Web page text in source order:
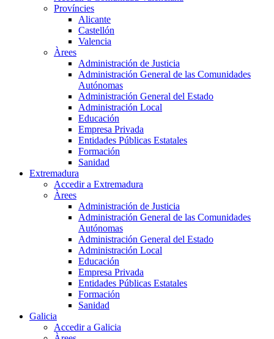
Províncies
Alicante
Castellón
Valencia
Àrees
Administración de Justicia
Administración General de las Comunidades
Autónomas
Administración General del Estado
Administración Local
Educación
Empresa Privada
Entidades Públicas Estatales
Formación
Sanidad
Extremadura
Accedir a Extremadura
Àrees
Administración de Justicia
Administración General de las Comunidades
Autónomas
Administración General del Estado
Administración Local
Educación
Empresa Privada
Entidades Públicas Estatales
Formación
Sanidad
Galicia
Accedir a Galicia